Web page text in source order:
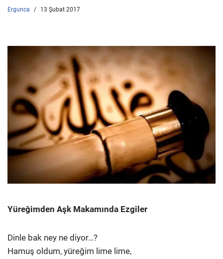
Ergunca 13 Şubat 2017
Yüreğimden Aşk Makamında Ezgiler
Dinle bak ney ne diyor…?
Hamuş oldum, yüreğim lime lime,